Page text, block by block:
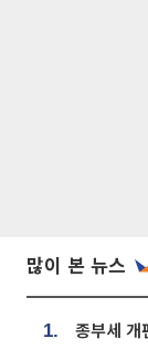
많이 본 뉴스
1.